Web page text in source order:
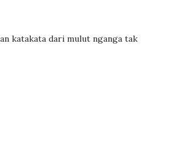
katakata dari mulut nganga tak